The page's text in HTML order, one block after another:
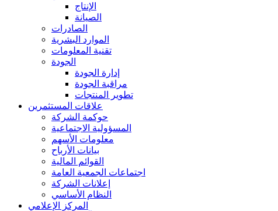
الإنتاج
الصيانة
الصادرات
الموارد البشرية
تقنية المعلومات
الجودة
إدارة الجودة
مراقبة الجودة
تطوير المنتجات
علاقات المستثمرين
حوكمة الشركة
المسؤولية الاجتماعية
معلومات الأسهم
بيانات الأرباح
القوائم المالية
اجتماعات الجمعية العامة
إعلانات الشركة
النظام الأساسي
المركز الإعلامي